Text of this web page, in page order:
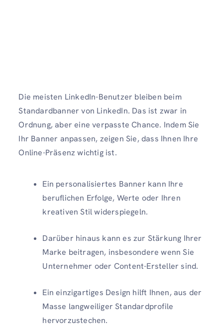
Die meisten LinkedIn-Benutzer bleiben beim
Standardbanner von LinkedIn. Das ist zwar in
Ordnung, aber eine verpasste Chance. Indem Sie
Ihr Banner anpassen, zeigen Sie, dass Ihnen Ihre
Online-Präsenz wichtig ist.
Ein personalisiertes Banner kann Ihre
beruflichen Erfolge, Werte oder Ihren
kreativen Stil widerspiegeln.
Darüber hinaus kann es zur Stärkung Ihrer
Marke beitragen, insbesondere wenn Sie
Unternehmer oder Content-Ersteller sind.
Ein einzigartiges Design hilft Ihnen, aus der
Masse langweiliger Standardprofile
hervorzustechen.